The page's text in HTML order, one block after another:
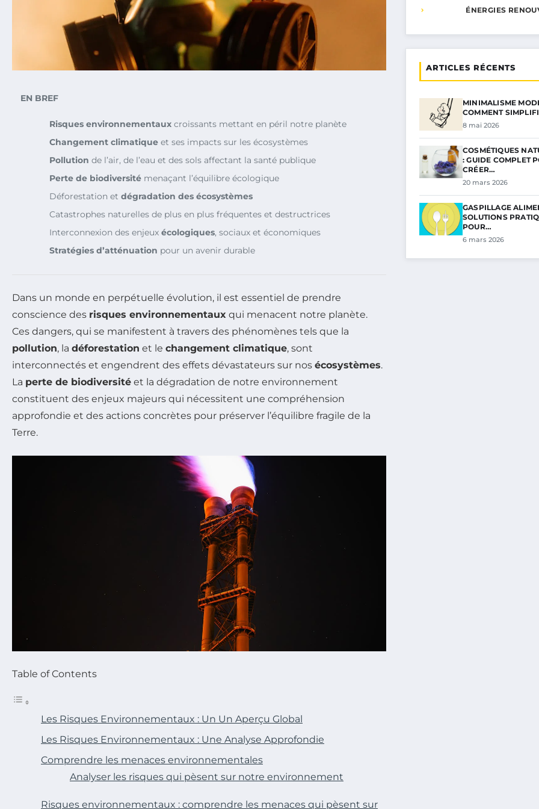
EN BREF
Risques environnementaux croissants mettant en péril notre planète
Changement climatique et ses impacts sur les écosystèmes
Pollution de l’air, de l’eau et des sols affectant la santé publique
Perte de biodiversité menaçant l’équilibre écologique
Déforestation et dégradation des écosystèmes
Catastrophes naturelles de plus en plus fréquentes et destructrices
Interconnexion des enjeux écologiques, sociaux et économiques
Stratégies d’atténuation pour un avenir durable
Dans un monde en perpétuelle évolution, il est essentiel de prendre
conscience des risques environnementaux qui menacent notre planète.
Ces dangers, qui se manifestent à travers des phénomènes tels que la
pollution, la déforestation et le changement climatique, sont
interconnectés et engendrent des effets dévastateurs sur nos écosystèmes.
La perte de biodiversité et la dégradation de notre environnement
constituent des enjeux majeurs qui nécessitent une compréhension
approfondie et des actions concrètes pour préserver l’équilibre fragile de la
Terre.
Table of Contents
Les Risques Environnementaux : Un Un Aperçu Global
Les Risques Environnementaux : Une Analyse Approfondie
Comprendre les menaces environnementales
Analyser les risques qui pèsent sur notre environnement
Risques environnementaux : comprendre les menaces qui pèsent sur
ÉNERGIES
ARTICLES RÉCENTS
MINIMALISME
COMMENT
8 mai 2026
COSMÉTIQUES
: GUIDE COMPLET
CRÉER…
20 mars 2026
GASPILLAGE
SOLUTIONS
POUR…
6 mars 2026